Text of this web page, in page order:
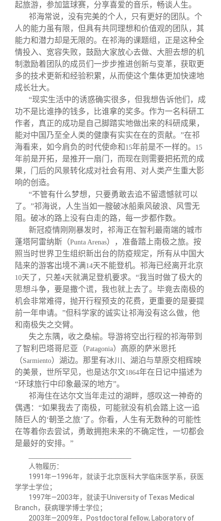
起旅游，参加篮球赛，分享喜爱的音乐，畅谈人生。
祁海常说，没有完美的个人，只有更好的团队。个
人的能力虽有限，但具有共同理想和价值观的团队，其
能力和潜力却是无限的。在祁海的课题组，正是这种全
情投入、宽容失败，鼓励大家放心去做、大胆去想的机
制激励着团队的成员们一步步推进创新与变革，获取更
多的技术更新和经验积累，从而使这个集体更加快速地
成长壮大。
“现实生活中的诱惑确实很多，但我想告诉他们，成
功不是比谁挣的钱多，比谁拿的奖多。作为一名科研工
作者，真正的成功是自己脚踏实地做出来的科研成果，
能对中国乃至全人类的健康有实实在在的贡献。”在祁
海看来，如今肩负的时代使命和 15年前是不一样的。 15
年前是开拓，是推开一扇门，而现在则需要把拓荒的成
果，门后的风景转化成对社会有用、对人类产生重大影
响的创造。
“不管有什么梦想，只要勇敢去追不留遗憾就可以
了。”祁海说，人生当如一艘破冰船乘风破浪、风雪无
阻。破冰的路上没有白走的路，每一步都作数。
新冠疫情刚刚暴发时，祁海正在智利最南端的城市
蓬塔阿雷纳斯（Punta Arenas），准备踏上南极之旅。按
照当时世界卫生组织新出台的防疫规定，所有从中国大
陆来的游客出境不满14天不能登机。祁海已经离开北京
10天了，只差4天就满足登机要求。“我当时做了极大的
思想斗争，要是撒个谎，我也就上去了。毕竟去南极的
机会非常难得，抛开行程预支的花费，更重要的是要提
前一年申请。”但科学家的诚实让祁海没有这么做，他
和南极失之交臂。
失之东隅，收之桑榆。导游将空出行程的祁海带到
了智利巴塔哥尼亚（Patagonia）高原的萨米恩托
（Sarmiento）湖边。那里有冰川、湖泊与草原交相辉映
的美景，世所罕见，也是达尔文1864年在日记中描述为
“环球旅行中印象最深的地方”。
祁海住在达尔文当年走过的湖畔，感叹这一神奇的
偶遇：“如果我去了南极，可能就没有机会踏上这一追
随巨人的‘朝圣之旅’了。你看，人生有无数种的可能性
在等着你去尝试，勇敢拥抱未来的不确定性，一切都会
是最好的安排。”
人物履历：
1991 年—1996年，就读于北京医科大学临床医学系，获医
学学士学位；
1997年—2003年，就读于University of Texas Medical
Branch，获病理学博士学位；
2003年—2009年， Postdoctoral fellow, Laboratory of